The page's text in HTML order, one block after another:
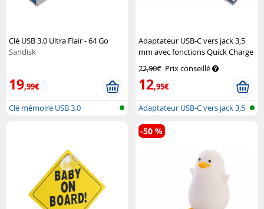
Clé USB 3.0 Ultra Flair - 64 Go
Sandisk
19,99€
Clé mémoire USB 3.0
Adaptateur USB-C vers jack 3,5
mm avec fonctions Quick Charge
Auvisio
22,90€ Prix conseillé
12,95€
Adaptateur USB-C vers jack 3,5
mm a...
-50 %